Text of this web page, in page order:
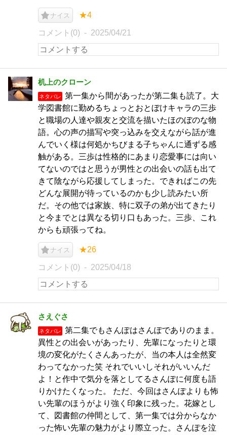
ナイス ★4
コメント(0) 2025/04/21
机上のクローン
ネタバレ
第一集から間があったが第二集も読了。大
学図書館に勤めるちょっとおとぼけキャラの三歩
と職場の人達や親友と交流を描いたほのぼのな物
語。心の声の描写や突っ込みを交えながら話が進
んでいく様は何処かちびまる子ちゃんに通ずる感
触がある。三歩は性格的にあまり恋愛事には向い
てないのではと思うが男性との出会いの話も出て
きて陰ながら応援してしまった。できればこの先
どんな展開が待っているのかも少し読みたい所
だ。その他では家族、特に双子の弟が出てきたり
と今までとは異なる切り口もあった。三歩、これ
からも頑張ってね。
ナイス ★26
コメント(0) 2025/04/18
さえぐさ
ネタバレ
第二集でもさんぽはさんぽでありのまま。
異性との出会いがあったり、先輩になったりと環
境の変化がたくさんあったが、当の本人は全然変
わってなかった笑 それでいいしそれがいいんだ
よ！と作中で気分を落としてるさんぽに何度も語
りかけたくなった。 ただ、今回はさんぽよりも怖
い先輩のほうがより強く印象に残った。花嫁とし
て、図書館の仲間として、第一集では分からなか
った怖い先輩の魅力がより際立った。さんぽを泣